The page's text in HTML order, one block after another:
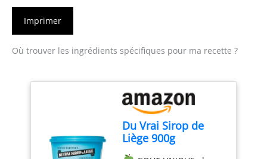
Imprimer
Où trouver les ingrédients spécifiques pour ma recette ?
Du Vrai Sirop de
Liège 900g